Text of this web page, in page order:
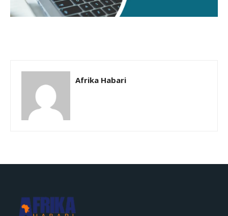
Afrika Habari